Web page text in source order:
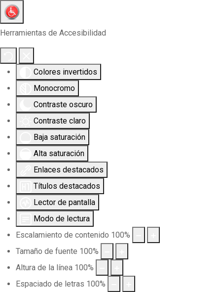
Herramientas de Accesibilidad
Colores invertidos
Monocromo
Contraste oscuro
Contraste claro
Baja saturación
Alta saturación
Enlaces destacados
Títulos destacados
Lector de pantalla
Modo de lectura
Escalamiento de contenido 100%
Tamaño de fuente 100%
Altura de la línea 100%
Espaciado de letras 100%